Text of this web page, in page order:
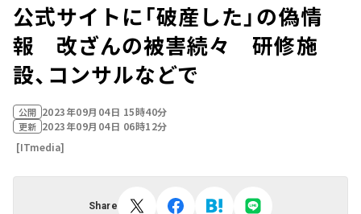
公式サイトに「破産した」の偽情
報 改ざんの被害続々 研修施
設、コンサルなどで
公開 2023年09月04日 15時40分
更新 2023年09月04日 06時12分
[ITmedia]
Share